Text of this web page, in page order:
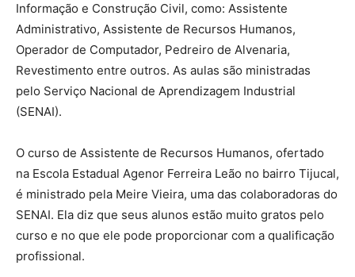
Informação e Construção Civil, como: Assistente
Administrativo, Assistente de Recursos Humanos,
Operador de Computador, Pedreiro de Alvenaria,
Revestimento entre outros. As aulas são ministradas
pelo Serviço Nacional de Aprendizagem Industrial
(SENAI).
O curso de Assistente de Recursos Humanos, ofertado
na Escola Estadual Agenor Ferreira Leão no bairro Tijucal,
é ministrado pela Meire Vieira, uma das colaboradoras do
SENAI. Ela diz que seus alunos estão muito gratos pelo
curso e no que ele pode proporcionar com a qualificação
profissional.